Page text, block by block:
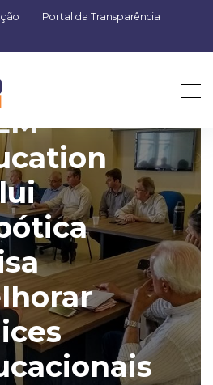
Portal da Transparência